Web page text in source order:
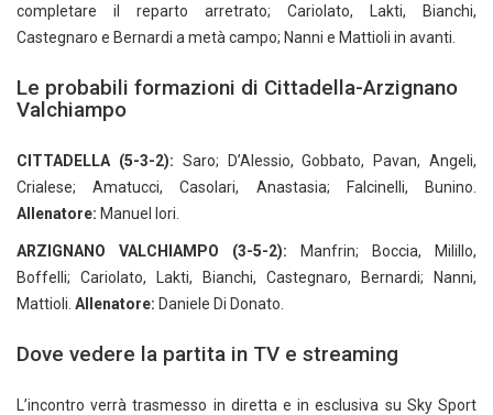
completare il reparto arretrato; Cariolato, Lakti, Bianchi,
Castegnaro e Bernardi a metà campo; Nanni e Mattioli in avanti.
Le probabili formazioni di Cittadella-Arzignano
Valchiampo
CITTADELLA (5-3-2): Saro; D’Alessio, Gobbato, Pavan, Angeli,
Crialese; Amatucci, Casolari, Anastasia; Falcinelli, Bunino.
Allenatore: Manuel Iori.
ARZIGNANO VALCHIAMPO (3-5-2): Manfrin; Boccia, Milillo,
Boffelli; Cariolato, Lakti, Bianchi, Castegnaro, Bernardi; Nanni,
Mattioli. Allenatore: Daniele Di Donato.
Dove vedere la partita in TV e streaming
L’incontro verrà trasmesso in diretta e in esclusiva su Sky Sport